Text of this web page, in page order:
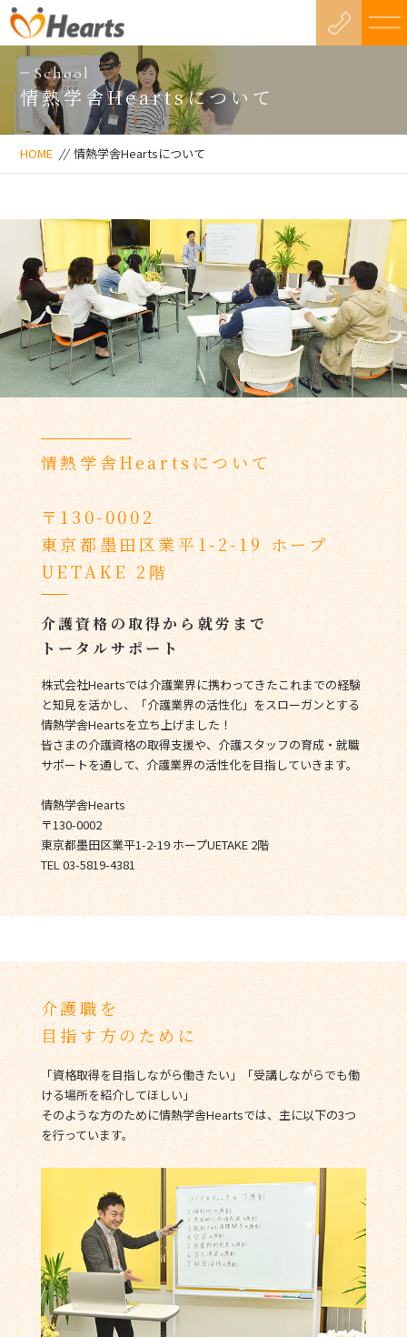
School
情熱学舎Heartsについて
HOME // 情熱学舎Heartsについて
情熱学舎Heartsについて
〒130-0002
東京都墨田区業平1-2-19 ホープ
UETAKE 2階
介護資格の取得から就労まで
トータルサポート
株式会社Heartsでは介護業界に携わってきたこれまでの経験
と知見を活かし、「介護業界の活性化」をスローガンとする
情熱学舎Heartsを立ち上げました！
皆さまの介護資格の取得支援や、介護スタッフの育成・就職
サポートを通して、介護業界の活性化を目指していきます。
情熱学舎Hearts
〒130-0002
東京都墨田区業平1-2-19 ホープUETAKE 2階
TEL 03-5819-4381
介護職を
目指す方のために
「資格取得を目指しながら働きたい」「受講しながらでも働
ける場所を紹介してほしい」
そのような方のために情熱学舎Heartsでは、主に以下の3つ
を行っています。